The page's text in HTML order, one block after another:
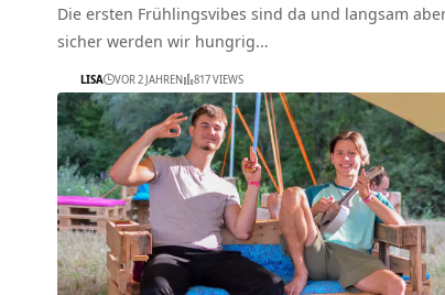
Die ersten Frühlingsvibes sind da und langsam
sicher werden wir hungrig…
LISA VOR 2 JAHREN 817 VIEWS